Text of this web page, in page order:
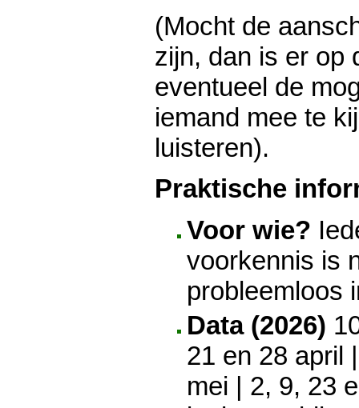
(Mocht de
zijn, dan is er op
eventueel de
iemand mee te
luisteren).
Praktische
Voor wie?
voorkennis is
Data (2026)
21 en 28 april
mei | 2, 9, 23